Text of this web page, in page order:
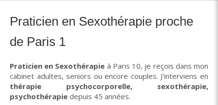
Praticien en Sexothérapie proche
de Paris 1
Praticien en Sexothérapie à Paris 10, je reçois dans mon
cabinet adultes, seniors ou encore couples. J'interviens en
thérapie psychocorporelle, sexothérapie,
psychothérapie depuis 45 années.